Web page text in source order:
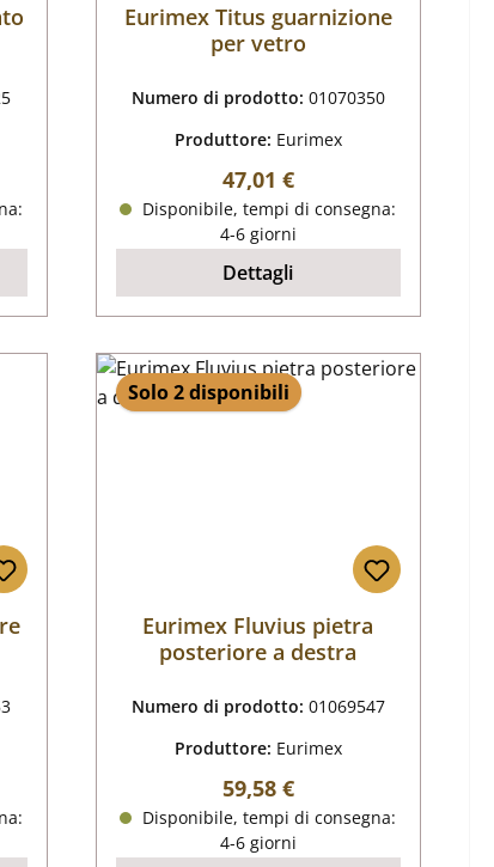
Eurimex Titus guarnizione
per vetro
Numero di prodotto: 01070350
Produttore: Eurimex
Prezzo normale:
47,01 €
Disponibile, tempi di consegna:
4-6 giorni
Dettagli
Solo 2 disponibili
Eurimex Fluvius pietra
posteriore a destra
Numero di prodotto: 01069547
Produttore: Eurimex
Prezzo normale:
59,58 €
Disponibile, tempi di consegna:
4-6 giorni